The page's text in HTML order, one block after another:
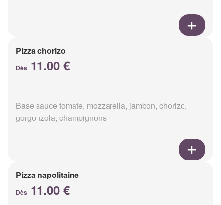
Pizza chorizo
Dès 11.00 €
Base sauce tomate, mozzarella, jambon, chorizo,
gorgonzola, champignons
Pizza napolitaine
Dès 11.00 €